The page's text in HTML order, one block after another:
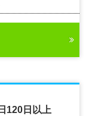
120日以上